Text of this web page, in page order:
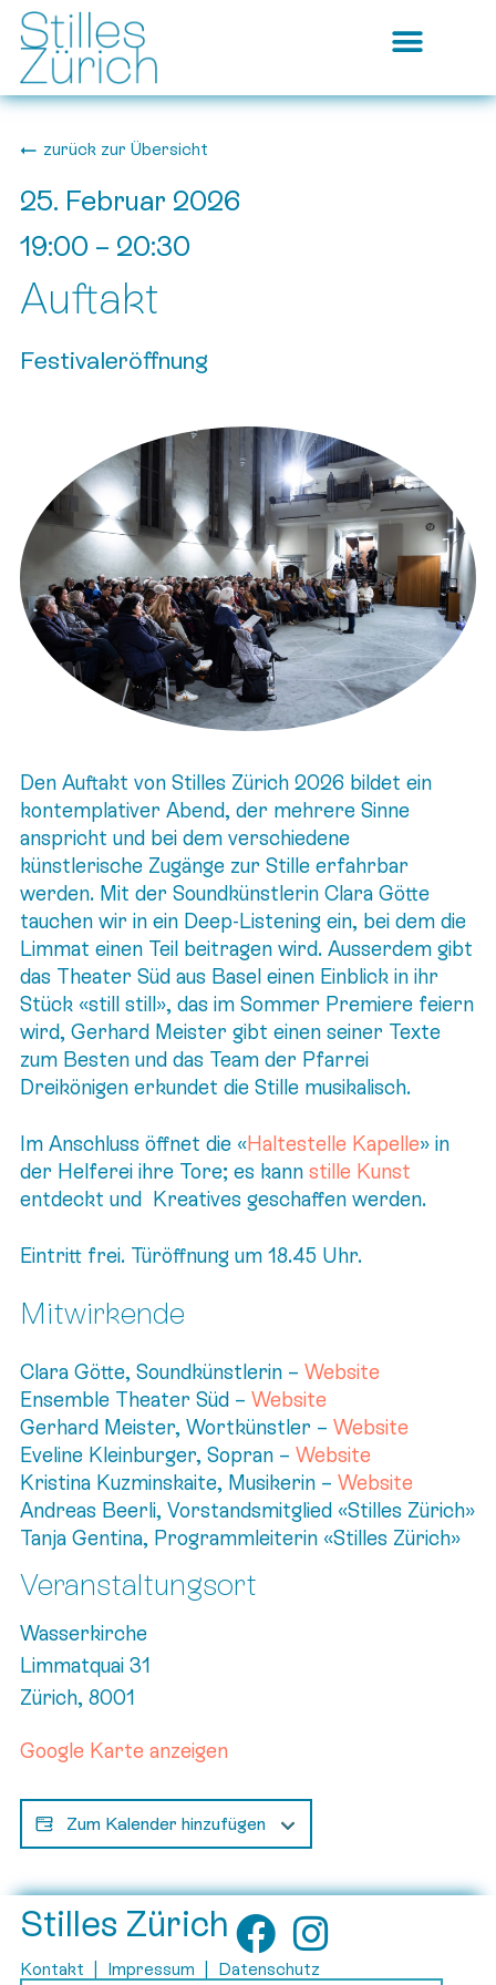
zurück zur Übersicht
25. Februar 2026
19:00 – 20:30
Auftakt
Festivaleröffnung
Den Auftakt von Stilles Zürich 2026 bildet ein
kontemplativer Abend, der mehrere Sinne
anspricht und bei dem verschiedene
künstlerische Zugänge zur Stille erfahrbar
werden. Mit der Soundkünstlerin Clara Götte
tauchen wir in ein Deep-Listening ein, bei dem die
Limmat einen Teil beitragen wird. Ausserdem gibt
das Theater Süd aus Basel einen Einblick in ihr
Stück «still still», das im Sommer Premiere feiern
wird, Gerhard Meister gibt einen seiner Texte
zum Besten und das Team der Pfarrei
Dreikönigen erkundet die Stille musikalisch.
Im Anschluss öffnet die «Haltestelle Kapelle» in
der Helferei ihre Tore; es kann stille Kunst
entdeckt und Kreatives geschaffen werden.
Eintritt frei. Türöffnung um 18.45 Uhr.
Mitwirkende
Clara Götte, Soundkünstlerin – Website
Ensemble Theater Süd – Website
Gerhard Meister, Wortkünstler – Website
Eveline Kleinburger, Sopran – Website
Kristina Kuzminskaite, Musikerin – Website
Andreas Beerli, Vorstandsmitglied «Stilles Zürich»
Tanja Gentina, Programmleiterin «Stilles Zürich»
Veranstaltungsort
Wasserkirche
Limmatquai 31
Zürich, 8001
Google Karte anzeigen
Zum Kalender hinzufügen
Stilles Zürich
Kontakt Impressum Datenschutz